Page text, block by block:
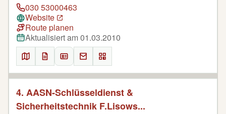
030 53000463
Website
Route planen
Aktualisiert am 01.03.2010
4. AASN-Schlüsseldienst &
Sicherheitstechnik F.Lisows...